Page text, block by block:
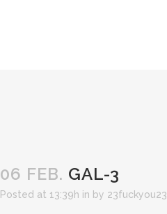
06 FEB. GAL-3
Posted at 13:39h in by 23fuckyou23